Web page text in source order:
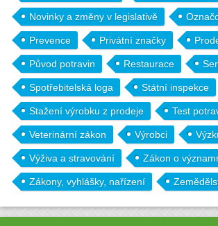
Novinky a změny v legislativě
Prevence Privátní značky
Původ potravin Restaurace
Spotřebitelská loga Státní inspekce
Stažení výrobku z prodeje Test
Veterinární zákon Výrobci
Výživa a stravování Zákon o
Zákony, vyhlášky, nařízení